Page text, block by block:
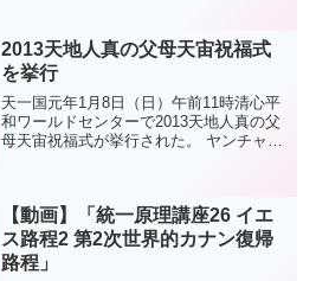
たくさん育ててみた人が たくさんの愛の
基盤を持っているこ...
2013天地人真の父母天宙祝福式
を挙行
天一国元年1月8日（日）午前11時清心平
和ワールドセンターで2013天地人真の父
母天宙祝福式が挙行された。 ヤンチャン
報告祈祷、...
【動画】「統一原理講座26 イエ
ス路程2 第2次世界的カナン復帰
路程」